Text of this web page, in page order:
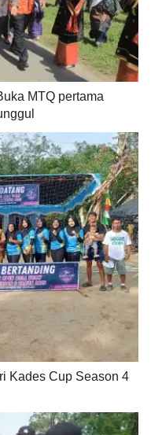
MTQ pertama
Kades Cup Season 4